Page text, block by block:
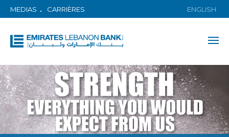
MEDIAS CARRIÈRES ENGLISH